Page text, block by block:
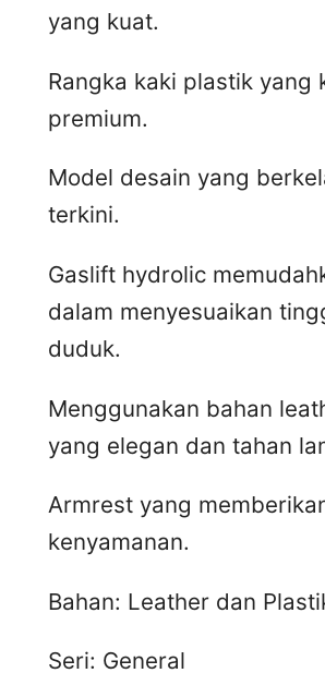
yang kuat.
Rangka kaki plastik yang
premium.
Model desain yang
terkini.
Gaslift hydrolic
dalam menyesuaikan
duduk.
Menggunakan bahan
yang elegan dan tahan
Armrest yang
kenyamanan.
Bahan: Leather dan
Seri: General